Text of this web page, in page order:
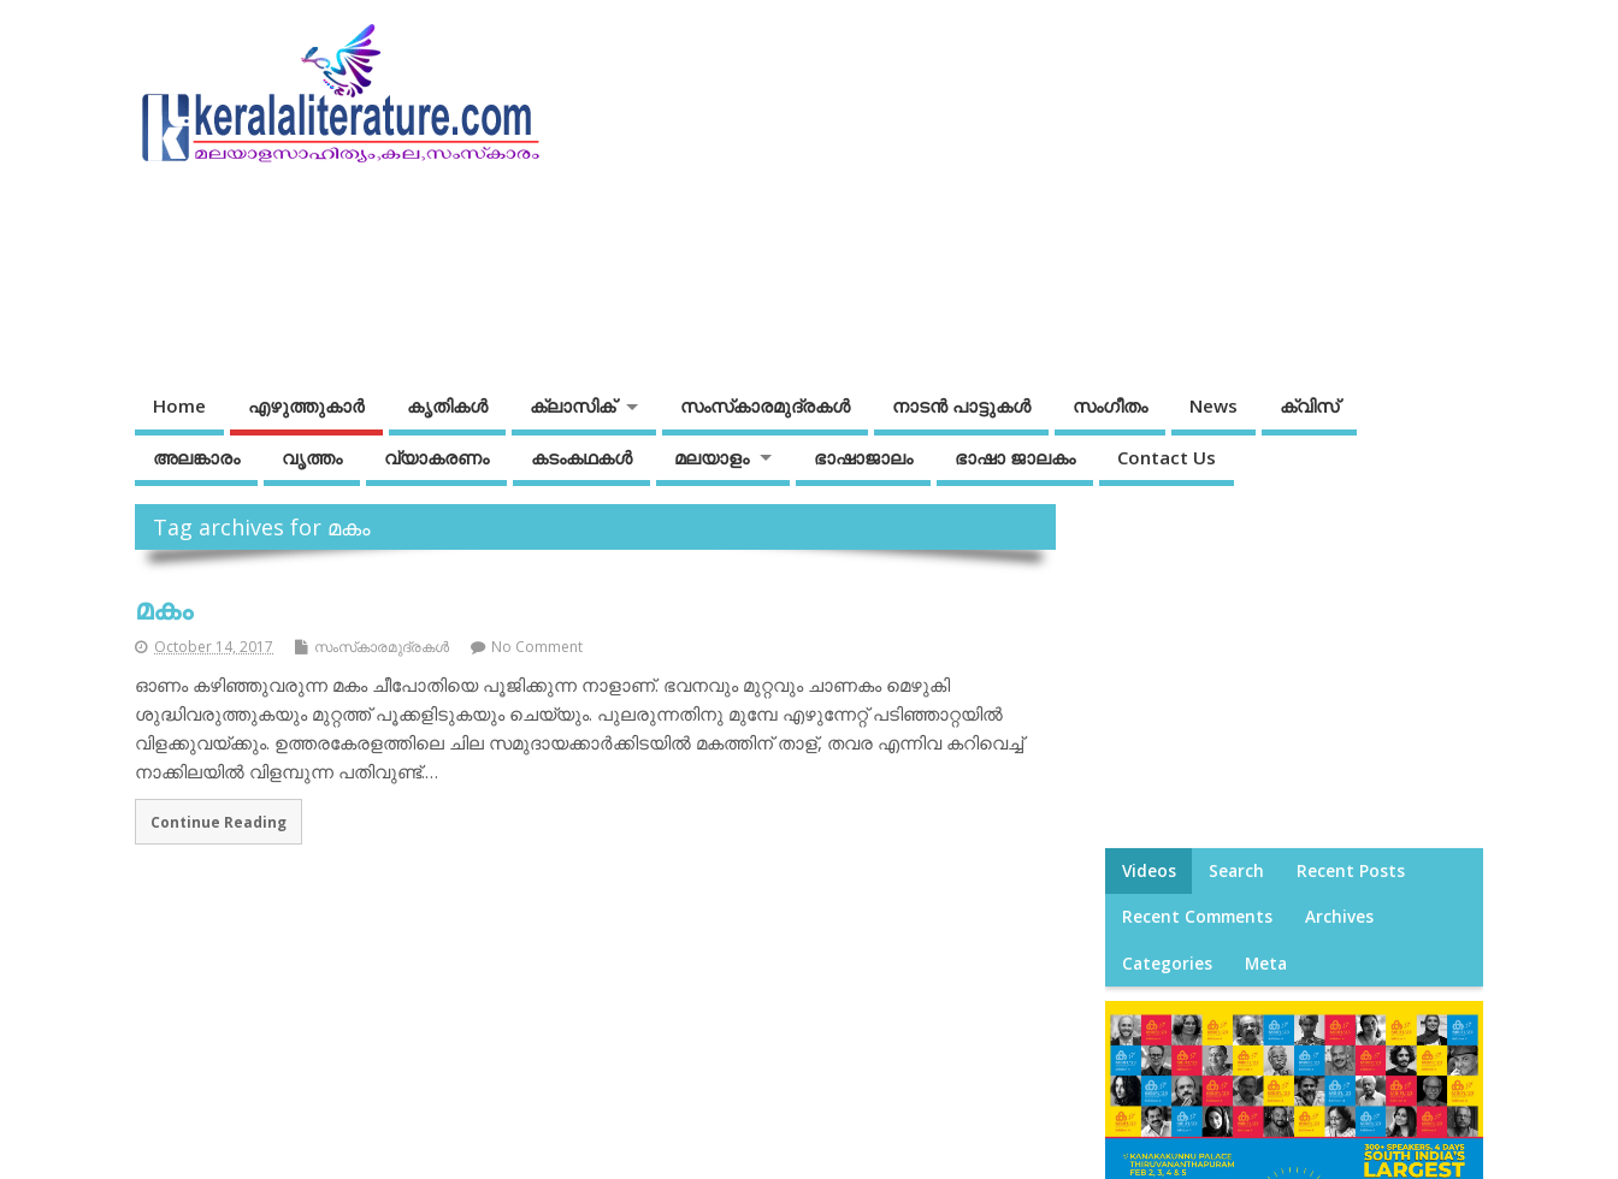
Home എഴുത്തുകാര്‍ കൃതികൾ ക്ലാസിക് സംസ്‌കാരമുദ്രകള്‍ നാടന്‍ പാട്ടുകള്‍ സംഗീതം News ക്വിസ്
അലങ്കാരം വൃത്തം വ്യാകരണം കടംകഥകള്‍ മലയാളം ഭാഷാജാലം ഭാഷാ ജാലകം Contact Us
Tag archives for മകം
മകം
October 14, 2017 സംസ്‌കാരമുദ്രകള്‍ No Comment
ഓണം കഴിഞ്ഞുവരുന്ന മകം ചീപോതിയെ പൂജിക്കുന്ന നാളാണ്. ഭവനവും മുറ്റവും ചാണകം മെഴുകി
ശുദ്ധിവരുത്തുകയും മുറ്റത്ത് പൂക്കളിടുകയും ചെയ്യും. പുലരുന്നതിനു മുമ്പേ എഴുന്നേറ്റ് പടിഞ്ഞാറ്റയില്‍
വിളക്കുവയ്ക്കും. ഉത്തരകേരളത്തിലെ ചില സമുദായക്കാര്‍ക്കിടയില്‍ മകത്തിന് താള്, തവര എന്നിവ കറിവെച്ച്
നാക്കിലയില്‍ വിളമ്പുന്ന പതിവുണ്ട്.…
Continue Reading
Videos Search Recent Posts
Recent Comments Archives
Categories Meta